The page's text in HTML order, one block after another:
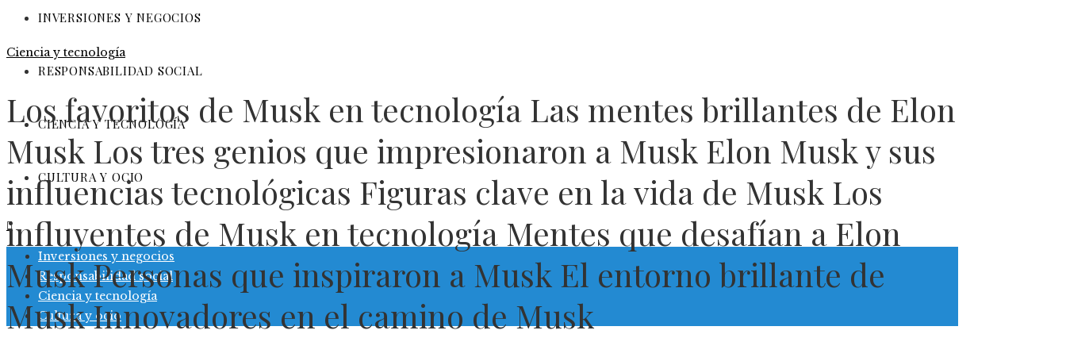
Políticas de Privacidad
Contacto
INVERSIONES Y NEGOCIOS
RESPONSABILIDAD SOCIAL
CIENCIA Y TECNOLOGÍA
CULTURA Y OCIO
Inversiones y negocios
Responsabilidad social
Ciencia y tecnología
Cultura y ocio
Ciencia y tecnología
Los favoritos de Musk en tecnología Las mentes brillantes de Elon
Musk Los tres genios que impresionaron a Musk Elon Musk y sus
influencias tecnológicas Figuras clave en la vida de Musk Los
influyentes de Musk en tecnología Mentes que desafían a Elon
Musk Personas que inspiraron a Musk El entorno brillante de
Musk Innovadores en el camino de Musk